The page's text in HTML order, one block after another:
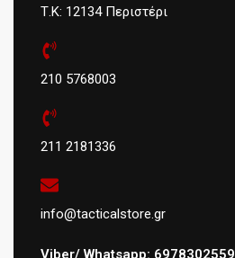
Τ.Κ: 12134 Περιστέρι
210 5768003
211 2181336
info@tacticalstore.gr
Viber/ Whatsapp: 6978302559